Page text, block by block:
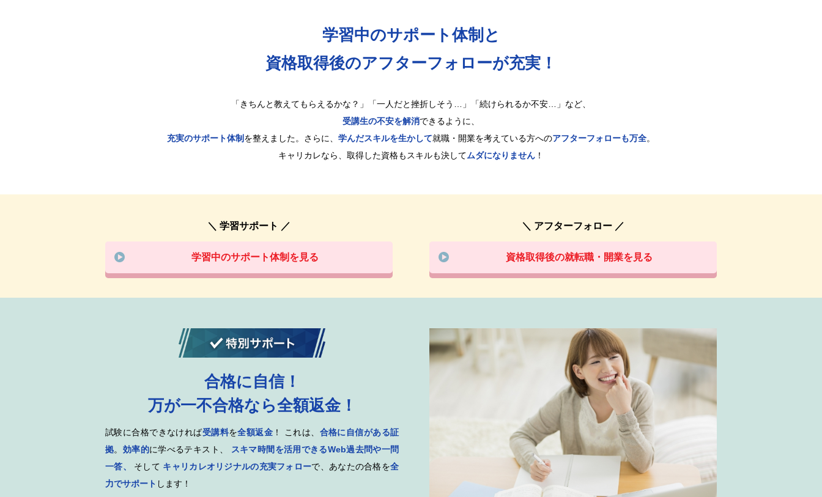
学習中のサポート体制と
資格取得後のアフターフォローが充実！
「きちんと教えてもらえるかな？」「一人だと挫折しそう…」「続けられるか不安…」など、
受講生の不安を解消できるように、
充実のサポート体制 を整えました。さらに、 学んだスキルを生かして就職・開業を考えている方へのアフターフォローも万全。
キャリカレなら、取得した資格もスキルも決してムダになりません ！
＼ 学習サポート ／
学習中のサポート体制を見る
＼ アフターフォロー ／
資格取得後の就転職・開業を見る
合格に自信！
万が一不合格なら全額返金！
試験に合格できなければ受講料を全額返金 ！ これは、 合格に自信がある証
拠。 効率的に学べるテキスト、
スキマ時間を活用できるWeb過去問や一問
一答、 そして キャリカレオリジナルの充実フォローで、あなたの合格を全
力でサポート します！